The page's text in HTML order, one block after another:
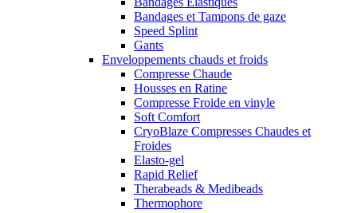
Bandages et Tampons de gaze
Speed Splint
Gants
Enveloppements chauds et froids
Compresse Chaude
Housses en Ratine
Compresse Froide en vinyle
Soft Comfort
CryoBlaze Compresses Chaudes et
Froides
Elasto-gel
Rapid Relief
Therabeads & Medibeads
Thermophore